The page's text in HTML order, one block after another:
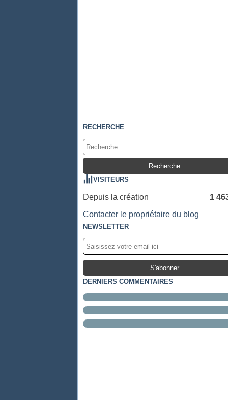
RECHERCHE
VISITEURS
Depuis la création
1
Contacter le propriétaire du blog
NEWSLETTER
DERNIERS COMMENTAIRES